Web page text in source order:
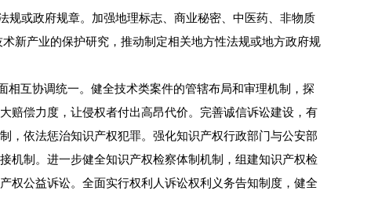
或政府规章。加强地理标志、商业秘密、中医药、非物质
新产业的保护研究，推动制定相关地方性法规或地方政府规
互协调统一。健全技术类案件的管辖布局和审理机制，探
赔偿力度，让侵权者付出高昂代价。完善诚信诉讼建设，有
，依法惩治知识产权犯罪。强化知识产权行政部门与公安部
机制。进一步健全知识产权检察体制机制，组建知识产权检
权公益诉讼。全面实行权利人诉讼权利义务告知制度，健全